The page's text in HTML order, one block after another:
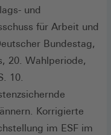
und
für Arbeit und
Bundestag,
20. Wahlperiode,
10.
Korrigierte
im ESF im